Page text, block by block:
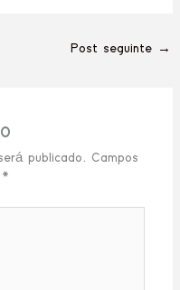
Post seguinte →
publicado. Campos
*